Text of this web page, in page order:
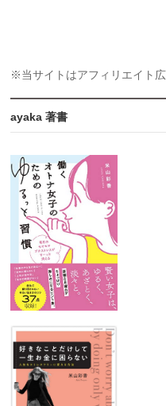
※当サイトはアフィリエイト広
ayaka 著書